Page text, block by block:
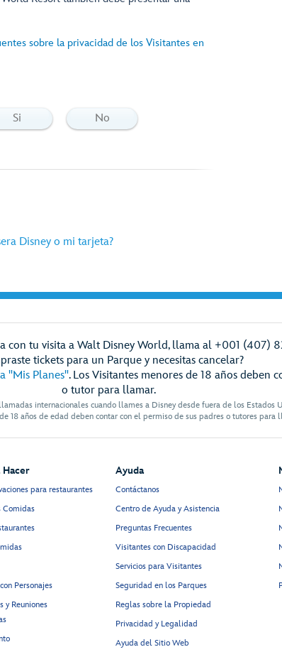
sobre la privacidad de los Visitantes en
Si No
Disney o mi tarjeta?
con tu visita a Walt Disney World, llama al +001 (407)
tickets para un Parque y necesitas cancelar?
"Mis Planes". Los Visitantes menores de 18 años deben
o tutor para llamar.
internacionales cuando llames a Disney desde fuera de los Estados
18 años de edad deben contar con el permiso de sus padres o tutores para
Hacer
para restaurantes
Comidas
Personajes
y Reuniones
Ayuda
Contáctanos
Centro de Ayuda y Asistencia
Preguntas Frecuentes
Visitantes con Discapacidad
Servicios para Visitantes
Seguridad en los Parques
Reglas sobre la Propiedad
Privacidad y Legalidad
Ayuda del Sitio Web